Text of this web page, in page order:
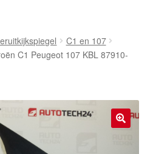
C1 en 107
C1 Peugeot 107 KBL 87910-